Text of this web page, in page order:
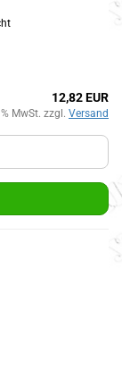
12,82 EUR
MwSt. zzgl. Versand